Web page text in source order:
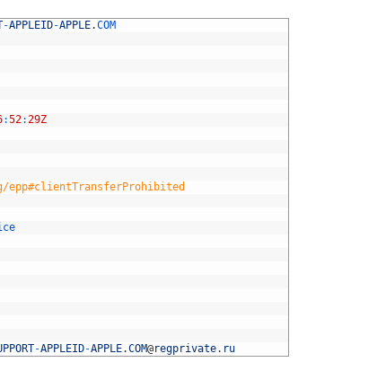
-APPLEID-APPLE.COM
:52:29Z
epp#clientTransferProhibited
-APPLEID-APPLE.COM@regprivate. ru